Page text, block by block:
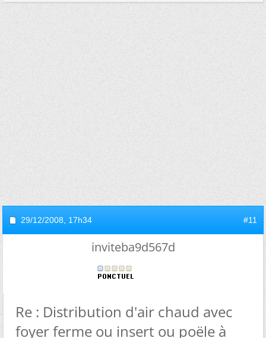
29/12/2008, 17h34 #11
inviteba9d567d
Re : Distribution d'air chaud avec
foyer ferme ou insert ou poële à